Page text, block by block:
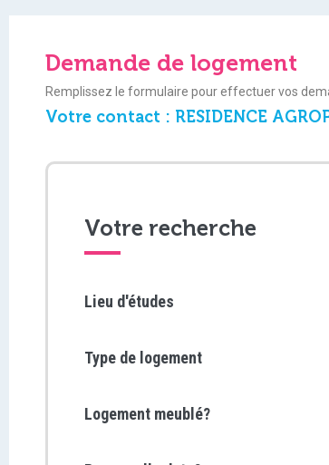
Demande de logement
Remplissez le formulaire pour effectuer vos
Votre contact : RESIDENCE
Votre recherche
Lieu d'études
Type de logement
Logement meublé?